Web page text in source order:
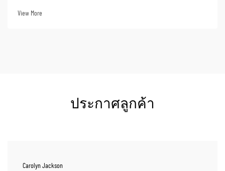
View More
ประกาศลูกค้า
Carolyn Jackson